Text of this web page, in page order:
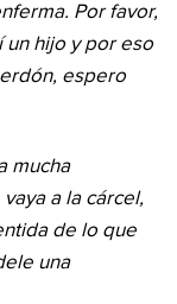
Por favor,
hijo y por eso
espero
mucha
a la cárcel,
de lo que
una